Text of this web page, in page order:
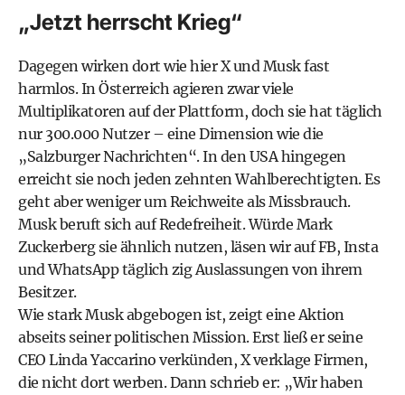
„Jetzt herrscht Krieg“
Dagegen wirken dort wie hier X und Musk fast
harmlos. In Österreich agieren zwar viele
Multiplikatoren auf der Plattform, doch sie hat täglich
nur 300.000 Nutzer – eine Dimension wie die
„Salzburger Nachrichten“. In den USA hingegen
erreicht sie noch jeden zehnten Wahlberechtigten. Es
geht aber weniger um Reichweite als Missbrauch.
Musk beruft sich auf Redefreiheit. Würde Mark
Zuckerberg sie ähnlich nutzen, läsen wir auf FB, Insta
und WhatsApp täglich zig Auslassungen von ihrem
Besitzer.
Wie stark Musk abgebogen ist, zeigt eine Aktion
abseits seiner politischen Mission. Erst ließ er seine
CEO Linda Yaccarino verkünden, X verklage Firmen,
die nicht dort werben. Dann schrieb er: „Wir haben